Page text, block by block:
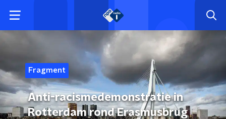
Fragment
Anti-racismedemonstratie in
Rotterdam rond Erasmusbrug